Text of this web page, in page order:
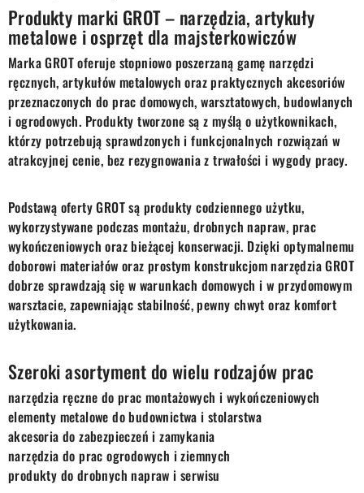
Produkty marki GROT – narzędzia, artykuły
metalowe i osprzęt dla majsterkowiczów
Marka GROT oferuje stopniowo poszerzaną gamę narzędzi
ręcznych, artykułów metalowych oraz praktycznych akcesoriów
przeznaczonych do prac domowych, warsztatowych, budowlanych
i ogrodowych. Produkty tworzone są z myślą o użytkownikach,
którzy potrzebują sprawdzonych i funkcjonalnych rozwiązań w
atrakcyjnej cenie, bez rezygnowania z trwałości i wygody pracy.
Podstawą oferty GROT są produkty codziennego użytku,
wykorzystywane podczas montażu, drobnych napraw, prac
wykończeniowych oraz bieżącej konserwacji. Dzięki optymalnemu
doborowi materiałów oraz prostym konstrukcjom narzędzia GROT
dobrze sprawdzają się w warunkach domowych i w przydomowym
warsztacie, zapewniając stabilność, pewny chwyt oraz komfort
użytkowania.
Szeroki asortyment do wielu rodzajów prac
narzędzia ręczne do prac montażowych i wykończeniowych
elementy metalowe do budownictwa i stolarstwa
akcesoria do zabezpieczeń i zamykania
narzędzia do prac ogrodowych i ziemnych
produkty do drobnych napraw i serwisu